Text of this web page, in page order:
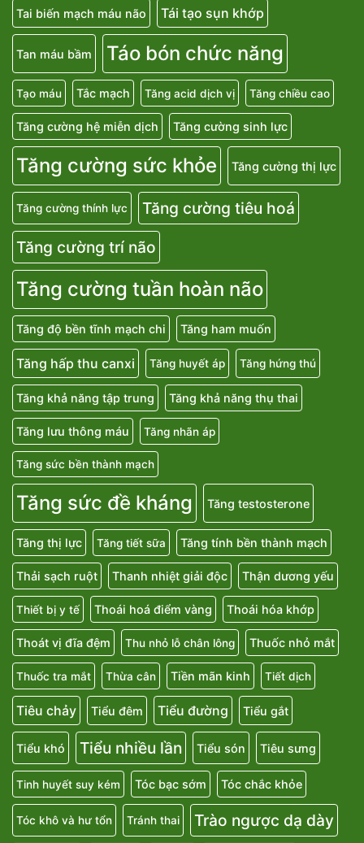
Tai biến mạch máu não Tái tạo sụn khớp
Tan máu bầm Táo bón chức năng
Tạo máu Tắc mạch Tăng acid dịch vị Tăng chiều cao
Tăng cường hệ miễn dịch Tăng cường sinh lực
Tăng cường sức khỏe Tăng cường thị lực
Tăng cường thính lực
Tăng cường tiêu hoá
Tăng cường trí não
Tăng cường tuần hoàn não
Tăng độ bền tĩnh mạch chi Tăng ham muốn
Tăng hấp thu canxi Tăng huyết áp Tăng hứng thú
Tăng khả năng tập trung Tăng khả năng thụ thai
Tăng lưu thông máu Tăng nhãn áp
Tăng sức bền thành mạch
Tăng sức đề kháng Tăng testosterone
Tăng thị lực Tăng tiết sữa Tăng tính bền thành mạch
Thải sạch ruột Thanh nhiệt giải độc Thận dương yếu
Thiết bị y tế Thoái hoá điểm vàng Thoái hóa khớp
Thoát vị đĩa đệm Thu nhỏ lỗ chân lông Thuốc nhỏ mắt
Thuốc tra mắt Thừa cân Tiền mãn kinh Tiết dịch
Tiêu chảy Tiểu đêm Tiểu đường Tiểu gắt
Tiểu khó Tiểu nhiều lần Tiểu són Tiêu sưng
Tinh huyết suy kém Tóc bạc sớm Tóc chắc khỏe
Tóc khô và hư tổn Tránh thai Trào ngược dạ dày